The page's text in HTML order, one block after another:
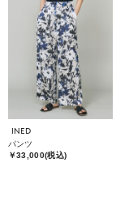
INED
パンツ
￥33,000(税込)